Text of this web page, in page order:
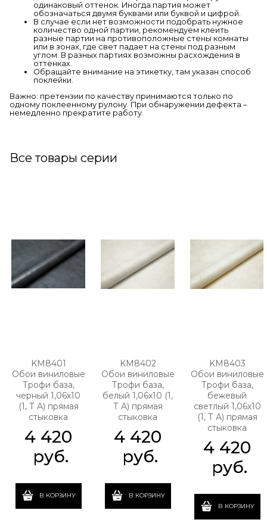
одинаковый оттенок. Иногда партия может
обозначаться двумя буквами или буквой и цифрой.
В случае если нет возможности подобрать нужное
количество одной партии, рекомендуем клеить
разные партии на противоположные стены комнаты
или в зонах, где свет падает на стены под разным
углом. В разных партиях возможны расхождения в
оттенках.
Обращайте внимание на этикетку, там указан способ
поклейки.
Важно: претензии по качеству принимаются только по
одному поклеенному рулону. При обнаружении дефекта –
немедленно прекратите работу.
Все товары серии
KM8401
Обои виниловые
Трофи база,
черный 1,06х10
(1, Т A) прямая
стыковка
4 420
руб.
В КОРЗИНУ
KM8402
Обои виниловые
Трофи база,
белый 1,06х10 (1,
Т A) прямая
стыковка
4 420
руб.
В КОРЗИНУ
KM8403
Обои виниловые
Трофи база,
бежевый
светлый 1,06х10
(1, Т A) прямая
стыковка
4 420
руб.
В КОРЗИНУ